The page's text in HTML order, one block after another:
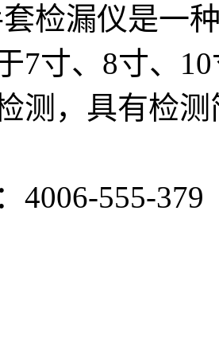
检漏仪是一
7寸、8寸、
测，具有检
4006-555-379